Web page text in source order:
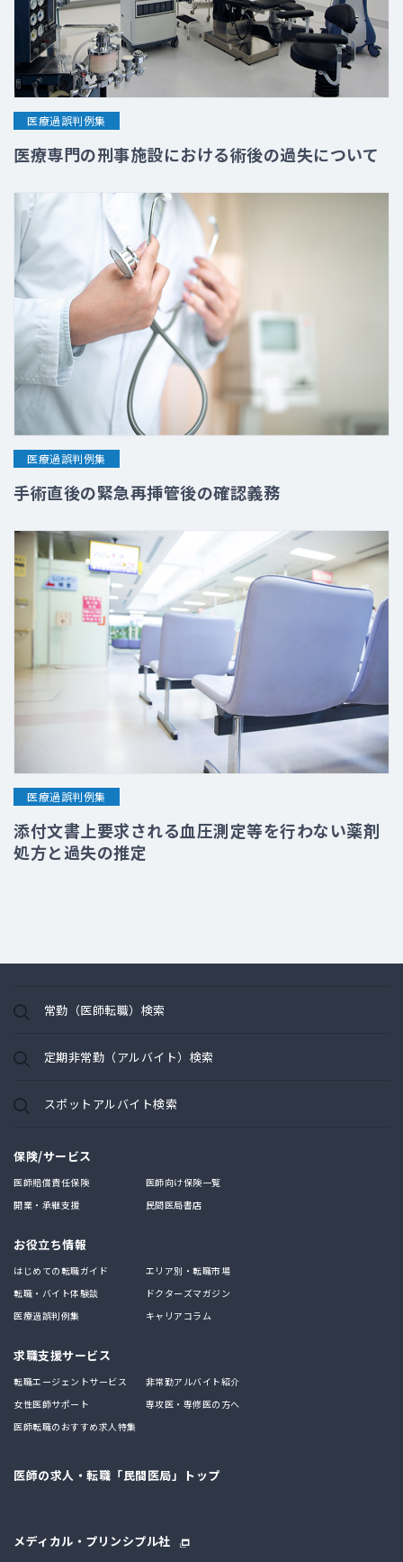
医療過誤判例集
医療専門の刑事施設における術後の過失について
医療過誤判例集
手術直後の緊急再挿管後の確認義務
医療過誤判例集
添付文書上要求される血圧測定等を行わない薬剤
処方と過失の推定
常勤（医師転職）検索
定期非常勤（アルバイト）検索
スポットアルバイト検索
保険/サービス
医師賠償責任保険
医師向け保険一覧
開業・承継支援
民間医局書店
お役立ち情報
はじめての転職ガイド
エリア別・転職市場
転職・バイト体験談
ドクターズマガジン
医療過誤判例集
キャリアコラム
求職支援サービス
転職エージェントサービス
非常勤アルバイト紹介
女性医師サポート
専攻医・専修医の方へ
医師転職のおすすめ求人特集
医師の求人・転職「民間医局」トップ
メディカル・プリンシプル社